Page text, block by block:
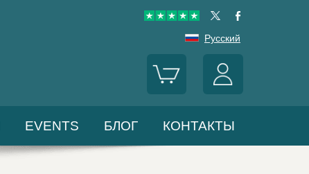
Русский
EVENTS БЛОГ КОНТАКТЫ